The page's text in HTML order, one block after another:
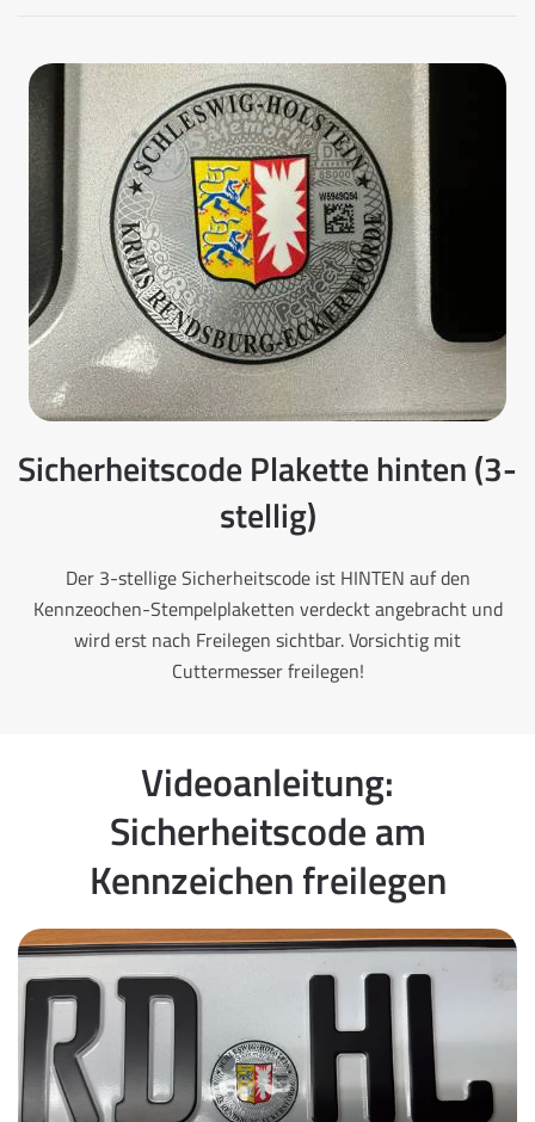
Sicherheitscode Plakette hinten (3-
stellig)
Der 3-stellige Sicherheitscode ist HINTEN auf den
Kennzeochen-Stempelplaketten verdeckt angebracht und
wird erst nach Freilegen sichtbar. Vorsichtig mit
Cuttermesser freilegen!
Videoanleitung:
Sicherheitscode am
Kennzeichen freilegen